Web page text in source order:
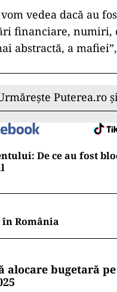
vedea dacă au
financiare, numiri,
abstractă, a
Puterea.ro
De ce au fost
în România
alocare bugetară